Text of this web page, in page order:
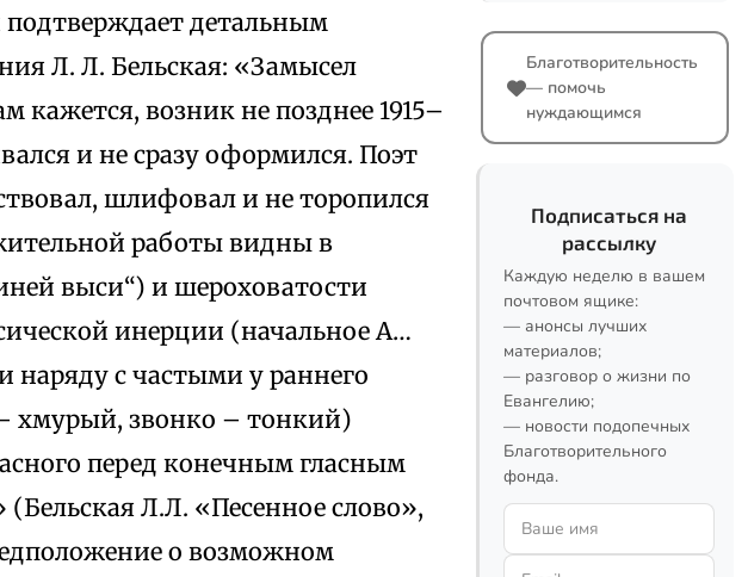
детальным
Л. Л. Бельская: «Замысел
кажется, возник не позднее 1915–
и не сразу оформился. Поэт
шлифовал и не торопился
работы видны в
выси“) и шероховатости
инерции (начальное А…
наряду с частыми у раннего
хмурый, звонко – тонкий)
перед конечным гласным
Л.Л. «Песенное слово»,
о возможном
Благотворительность
— помочь
нуждающимся
Подписаться на
рассылку
Каждую неделю в вашем
почтовом ящике:
— анонсы лучших
материалов;
— разговор о жизни по
Евангелию;
— новости подопечных
Благотворительного
фонда.